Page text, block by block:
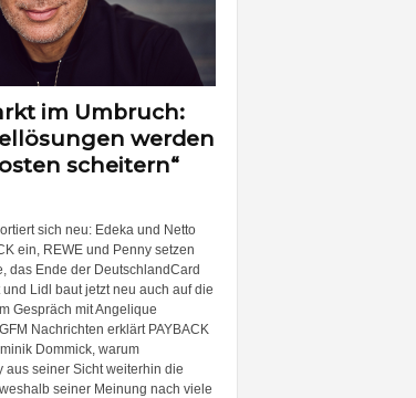
im Umbruch:
werden
scheitern“
sich neu: Edeka und Netto
ein, REWE und Penny setzen
das Ende der DeutschlandCard
Lidl baut jetzt neu auch auf die
Gespräch mit Angelique
Nachrichten erklärt PAYBACK
Dommick, warum
aus seiner Sicht weiterhin die
seiner Meinung nach viele